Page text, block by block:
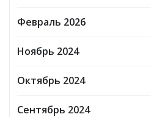
Февраль 2026
Ноябрь 2024
Октябрь 2024
Сентябрь 2024